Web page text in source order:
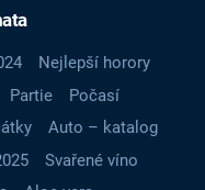
Nejlepší horory
Partie
Počasí
Auto – katalog
Svařené víno